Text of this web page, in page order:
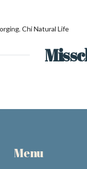
, Chi Natural Life
Menu